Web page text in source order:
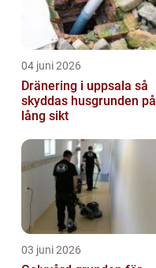
04 juni 2026
Dränering i uppsala så
skyddas husgrunden på
lång sikt
03 juni 2026